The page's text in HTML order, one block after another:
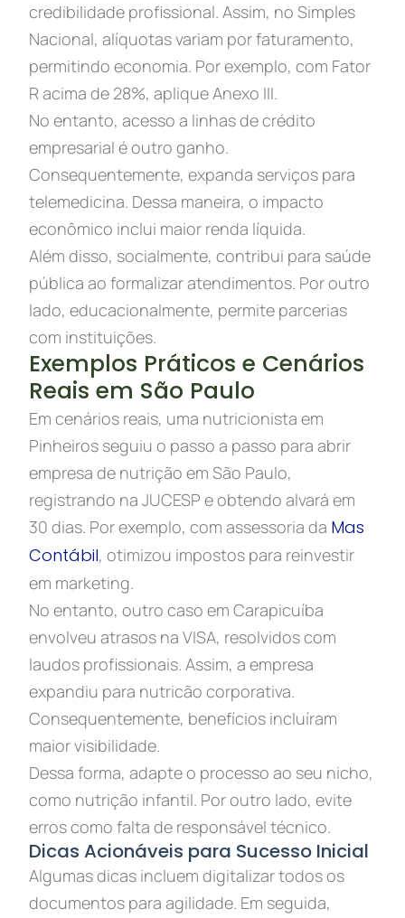
credibilidade profissional. Assim, no Simples
Nacional, alíquotas variam por faturamento,
permitindo economia. Por exemplo, com Fator
R acima de 28%, aplique Anexo III.
No entanto, acesso a linhas de crédito
empresarial é outro ganho.
Consequentemente, expanda serviços para
telemedicina. Dessa maneira, o impacto
econômico inclui maior renda líquida.
Além disso, socialmente, contribui para saúde
pública ao formalizar atendimentos. Por outro
lado, educacionalmente, permite parcerias
com instituições.
Exemplos Práticos e Cenários
Reais em São Paulo
Em cenários reais, uma nutricionista em
Pinheiros seguiu o passo a passo para abrir
empresa de nutrição em São Paulo,
registrando na JUCESP e obtendo alvará em
30 dias. Por exemplo, com assessoria da Mas
Contábil, otimizou impostos para reinvestir
em marketing.
No entanto, outro caso em Carapicuíba
envolveu atrasos na VISA, resolvidos com
laudos profissionais. Assim, a empresa
expandiu para nutricão corporativa.
Consequentemente, benefícios incluíram
maior visibilidade.
Dessa forma, adapte o processo ao seu nicho,
como nutrição infantil. Por outro lado, evite
erros como falta de responsável técnico.
Dicas Acionáveis para Sucesso Inicial
Algumas dicas incluem digitalizar todos os
documentos para agilidade. Em seguida,